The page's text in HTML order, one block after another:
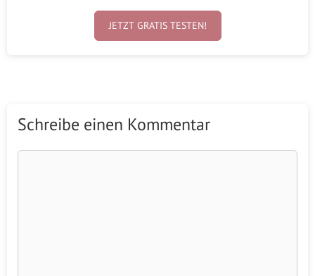
JETZT GRATIS TESTEN!
Schreibe einen Kommentar